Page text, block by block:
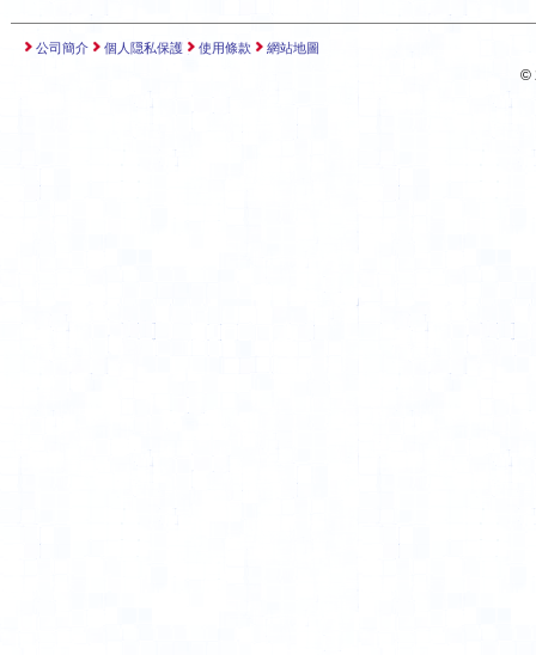
公司簡介 個人隠私保護 使用條款 網站地圖
©